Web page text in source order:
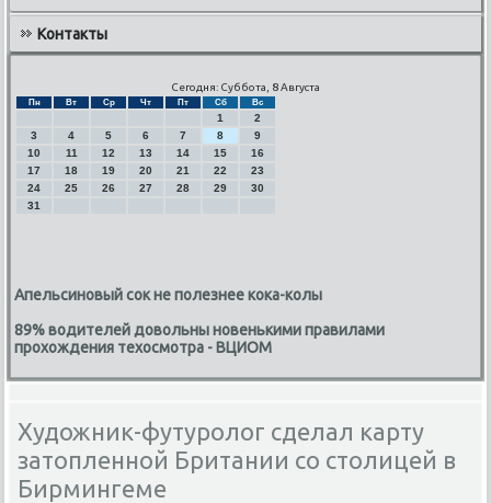
Контакты
Сегодня: Суббота, 8 Августа
Пн Вт Ср Чт Пт Сб Вс
1
2
3
4 5 6 7 8
9
10
11 12 13 14 15
16
17
18 19 20 21 22
23
24
25 26 27 28 29
30
31
Апельсиновый сок не полезнее кока-колы
89% водителей довольны новенькими правилами
прохождения техосмотра - ВЦИОМ
Художник-футуролог сделал карту
затопленной Британии со столицей в
Бирмингеме